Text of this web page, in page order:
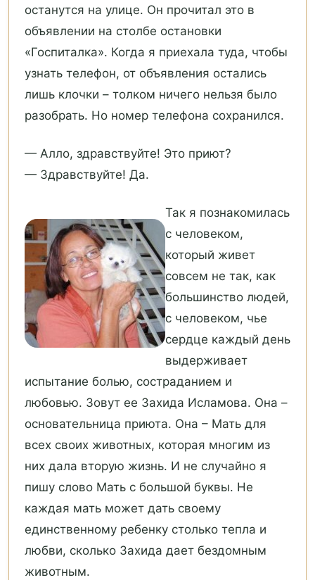
останутся на улице. Он прочитал это в
объявлении на столбе остановки
«Госпиталка». Когда я приехала туда, чтобы
узнать телефон, от объявления остались
лишь клочки – толком ничего нельзя было
разобрать. Но номер телефона сохранился.
— Алло, здравствуйте! Это приют?
— Здравствуйте! Да.
Так я познакомилась
с человеком,
который живет
совсем не так, как
большинство людей,
с человеком, чье
сердце каждый день
выдерживает
испытание болью, состраданием и
любовью. Зовут ее Захида Исламова. Она –
основательница приюта. Она – Мать для
всех своих животных, которая многим из
них дала вторую жизнь. И не случайно я
пишу слово Мать с большой буквы. Не
каждая мать может дать своему
единственному ребенку столько тепла и
любви, сколько Захида дает бездомным
животным.